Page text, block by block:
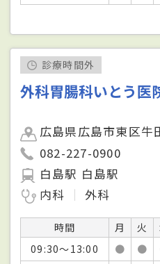
診療時間外
外科胃腸科いとう医
広島県広島市東区牛
082-227-0900
白島駅 白島駅
内科
外科
時間 月 火
09:30～13:00
● ●